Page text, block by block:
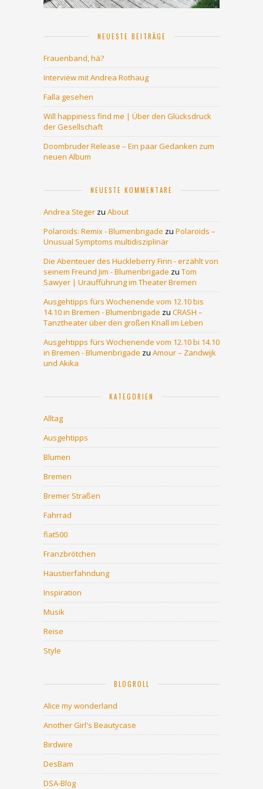
NEUESTE BEITRÄGE
Frauenband, hä?
Interview mit Andrea Rothaug
Falla gesehen
Will happiness find me | Über den Glücksdruck
der Gesellschaft
Doombruder Release – Ein paar Gedanken zum
neuen Album
NEUESTE KOMMENTARE
Andrea Steger zu About
Polaroids: Remix - Blumenbrigade zu Polaroids –
Unusual Symptoms multidisziplinär
Die Abenteuer des Huckleberry Finn - erzählt von
seinem Freund Jim - Blumenbrigade zu Tom
Sawyer | Uraufführung im Theater Bremen
Ausgehtipps fürs Wochenende vom 12.10 bis
14.10 in Bremen - Blumenbrigade zu CRASH –
Tanztheater über den großen Knall im Leben
Ausgehtipps fürs Wochenende vom 12.10 bi 14.10
in Bremen - Blumenbrigade zu Amour – Zandwijk
und Akika
KATEGORIEN
Alltag
Ausgehtipps
Blumen
Bremen
Bremer Straßen
Fahrrad
fiat500
Franzbrötchen
Haustierfahndung
Inspiration
Musik
Reise
Style
BLOGROLL
Alice my wonderland
Another Girl's Beautycase
Birdwire
DesBam
DSA-Blog